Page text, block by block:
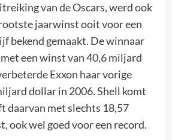
van de Oscars, werd ook
jaarwinst ooit voor een
bekend gemaakt. De winnaar
een winst van 40,6 miljard
Exxon haar vorige
dollar in 2006. Shell komt
daarvan met slechts 18,57
ook wel goed voor een record.